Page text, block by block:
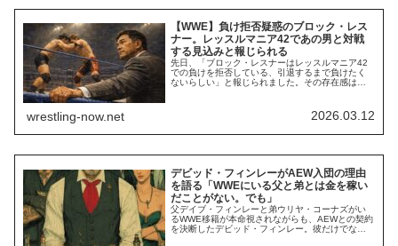
【WWE】負け拒否疑惑のブロック・レス
ナー。レッスルマニア42であの男と対戦
する見込みと報じられる
先日、「ブロック・レスナーはレッスルマニア42
での負けを拒否している、引退するまで負けたく
ないらしい」と報じられました。その存在感は
ンを相手に起こした性的虐待訴訟の中で被害女性
への性加害へ加担していたことが告発され、WWE
wrestling-now.net 2026.03.12
デビッド・フィンレーがAEW入団の理由
を語る「WWEにいる父と弟とは金を稼い
だことがない。でも」
父デイブ・フィンレーと弟ウリヤ・コーナズがい
るWWE移籍が本命視されながらも、AEWとの契約
を決断したデビッド・フィンレー。彼だけでな